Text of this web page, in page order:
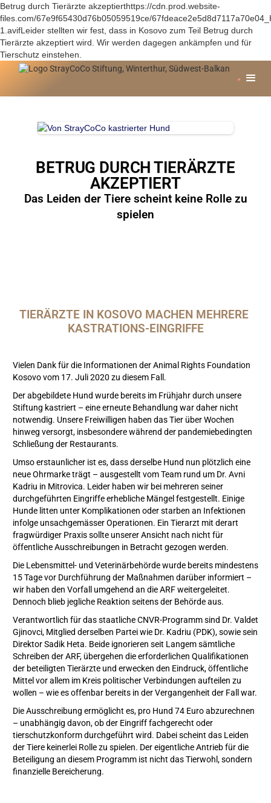
Betrug durch Tierärzte akzeptierthttps://cdn.prod.website-
files.com/67e9f65430d76b05059519ce/
1.avifLeider stellten wir fest, dass in Kosovo zum Teil Betrug durch
Tierärzte akzeptiert wird. Wir werden dagegen ankämpfen und für
Tierschutz einstehen.
BETRUG DURCH TIERÄRZTE
AKZEPTIERT
Das Leiden der Tiere scheint keine Rolle zu
spielen
TIERÄRZTE IN KOSOVO MACHEN MEHRERE
KASTRATIONS-EINGRIFFE
Vielen Dank für die Informationen der Animal Rights Foundation
Kosovo vom 17. Juli 2020 zu diesem Fall.
Der abgebildete Hund wurde bereits im Frühjahr durch unsere
Stiftung kastriert – eine erneute Behandlung war daher nicht
notwendig. Unsere Freiwilligen haben das Tier über Wochen
hinweg versorgt, insbesondere während der pandemiebedingten
Schließung der Restaurants.
Umso erstaunlicher ist es, dass derselbe Hund nun plötzlich eine
neue Ohrmarke trägt – ausgestellt vom Team rund um Dr. Avni
Kadriu in Mitrovica. Leider haben wir bei mehreren seiner
durchgeführten Eingriffe erhebliche Mängel festgestellt. Einige
Hunde litten unter Komplikationen oder starben an Infektionen
infolge unsachgemässer Operationen. Ein Tierarzt mit derart
fragwürdiger Praxis sollte unserer Ansicht nach nicht für
öffentliche Ausschreibungen in Betracht gezogen werden.
Die Lebensmittel- und Veterinärbehörde wurde bereits mindestens
15 Tage vor Durchführung der Maßnahmen darüber informiert –
wir haben den Vorfall umgehend an die ARF weitergeleitet.
Dennoch blieb jegliche Reaktion seitens der Behörde aus.
Verantwortlich für das staatliche CNVR-Programm sind Dr. Valdet
Gjinovci, Mitglied derselben Partei wie Dr. Kadriu (PDK), sowie sein
Direktor Sadik Heta. Beide ignorieren seit Langem sämtliche
Schreiben der ARF, übergehen die erforderlichen Qualifikationen
der beteiligten Tierärzte und erwecken den Eindruck, öffentliche
Mittel vor allem im Kreis politischer Verbindungen aufteilen zu
wollen – wie es offenbar bereits in der Vergangenheit der Fall war.
Die Ausschreibung ermöglicht es, pro Hund 74 Euro abzurechnen
– unabhängig davon, ob der Eingriff fachgerecht oder
tierschutzkonform durchgeführt wird. Dabei scheint das Leiden
der Tiere keinerlei Rolle zu spielen. Der eigentliche Antrieb für die
Beteiligung an diesem Programm ist nicht das Tierwohl, sondern
finanzielle Bereicherung.